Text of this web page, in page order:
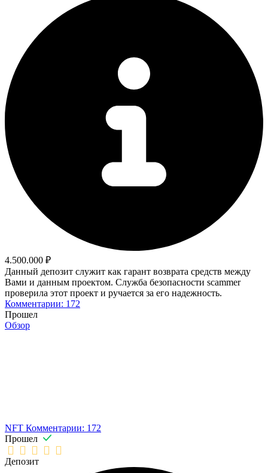
4.500.000 ₽
Данный депозит служит как гарант возврата средств между
Вами и данным проектом. Служба безопасности scammer
проверила этот проект и ручается за его надежность.
Комментарии: 172
Прошел
Обзор
NFT Комментарии: 172
Прошел
Депозит